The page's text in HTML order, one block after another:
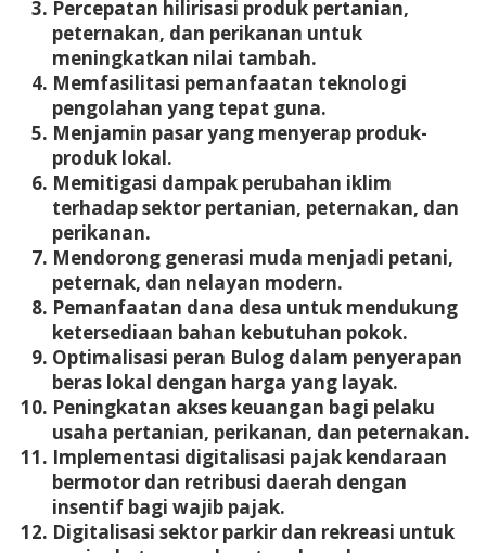
Percepatan hilirisasi produk pertanian,
peternakan, dan perikanan untuk
meningkatkan nilai tambah.
Memfasilitasi pemanfaatan teknologi
pengolahan yang tepat guna.
Menjamin pasar yang menyerap produk-
produk lokal.
Memitigasi dampak perubahan iklim
terhadap sektor pertanian, peternakan, dan
perikanan.
Mendorong generasi muda menjadi petani,
peternak, dan nelayan modern.
Pemanfaatan dana desa untuk mendukung
ketersediaan bahan kebutuhan pokok.
Optimalisasi peran Bulog dalam penyerapan
beras lokal dengan harga yang layak.
Peningkatan akses keuangan bagi pelaku
usaha pertanian, perikanan, dan peternakan.
Implementasi digitalisasi pajak kendaraan
bermotor dan retribusi daerah dengan
insentif bagi wajib pajak.
Digitalisasi sektor parkir dan rekreasi untuk